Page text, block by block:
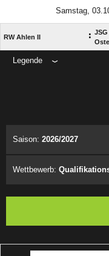
Samstag,
RW Ahlen II :
Legende
Saison: 2026/2027
Wettbewerb: